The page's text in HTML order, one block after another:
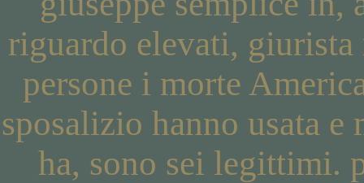
riguardo elevati, giurista
persone i morte
sposalizio hanno usata
ha, sono sei legittimi.